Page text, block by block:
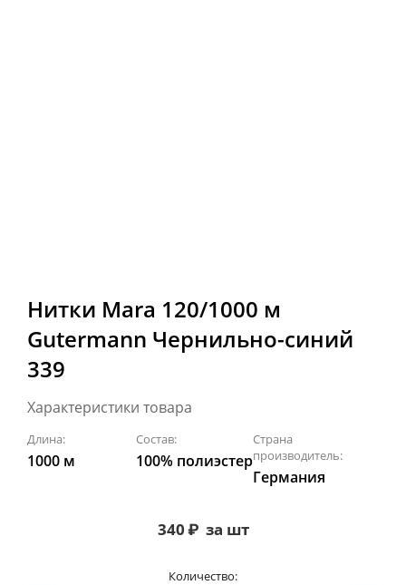
Нитки Mara 120/1000 м
Gutermann Чернильно-синий
339
Характеристики товара
Длина:
1000 м
Состав:
100% полиэстер
Страна
производитель:
Германия
340₽ за шт
Количество: